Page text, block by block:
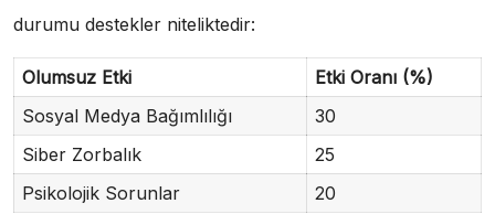
durumu destekler niteliktedir:
Olumsuz Etki
Etki Oranı (%)
Sosyal Medya Bağımlılığı
30
Siber Zorbalık
25
Psikolojik Sorunlar
20